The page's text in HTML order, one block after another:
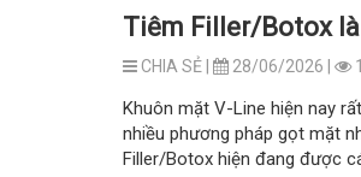
Tiêm Filler/Botox
CHIA SẺ | 28/06/2026 |
Khuôn mặt V-Line hiện nay
nhiều phương pháp gọt mặt
Filler/Botox hiện đang được